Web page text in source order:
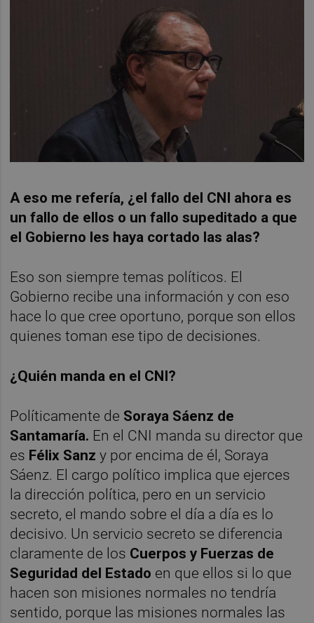
A eso me refería, ¿el fallo del CNI ahora es
un fallo de ellos o un fallo supeditado a que
el Gobierno les haya cortado las alas?
Eso son siempre temas políticos. El
Gobierno recibe una información y con eso
hace lo que cree oportuno, porque son ellos
quienes toman ese tipo de decisiones.
¿Quién manda en el CNI?
Políticamente de Soraya Sáenz de
Santamaría. En el CNI manda su director que
es Félix Sanzy por encima de él, Soraya
Sáenz. El cargo político implica que ejerces
la dirección política, pero en un servicio
secreto, el mando sobre el día a día es lo
decisivo. Un servicio secreto se diferencia
claramente de los Cuerpos y Fuerzas de
Seguridad del Estado en que ellos si lo que
hacen son misiones normales no tendría
sentido, porque las misiones normales las